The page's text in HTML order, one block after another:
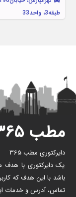
طبقه3، واحد33
مطب ۳۶۵
دایرکتوری مطب 365
یک دایرکتوری با
باشد با این هدف که
تماس، آدرس و خدمات